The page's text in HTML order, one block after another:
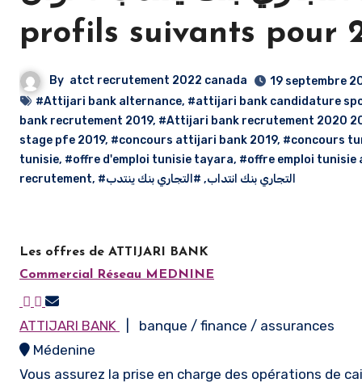
profils suivants pour
By atct recrutement 2022 canada
19 septembre
#Attijari bank alternance, #attijari bank candidature
bank recrutement 2019, #Attijari bank recrutement 2020
stage pfe 2019, #concours attijari bank 2019, #concours
tunisie, #offre d'emploi tunisie tayara, #offre emploi tunisie
recrutement, #التجاري بنك انتداب, #التجاري بنك ينتدب
Les offres de ATTIJARI BANK
Commercial Réseau MEDNINE
ATTIJARI BANK
| banque / finance / assurances
Médenine
Vous assurez la prise en charge des opérations de